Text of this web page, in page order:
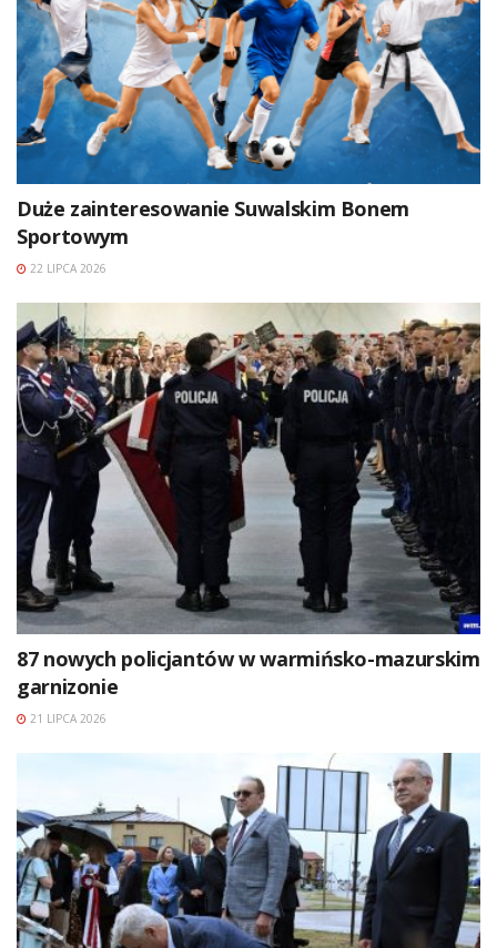
Duże zainteresowanie Suwalskim Bonem
Sportowym
22 LIPCA 2026
87 nowych policjantów w warmińsko-mazurskim
garnizonie
21 LIPCA 2026